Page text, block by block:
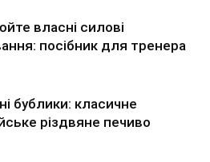
власні силові
посібник для тренера
бублики: класичне
різдвяне печиво